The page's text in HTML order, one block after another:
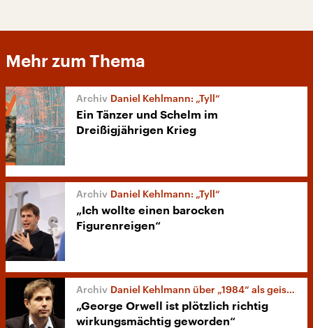
Mehr zum Thema
Daniel Kehlmann: „Tyll“
Ein Tänzer und Schelm im
Dreißigjährigen Krieg
Daniel Kehlmann: „Tyll“
„Ich wollte einen barocken
Figurenreigen“
Daniel Kehlmann über „1984“ als geistige Waffe
„George Orwell ist plötzlich richtig
wirkungsmächtig geworden“